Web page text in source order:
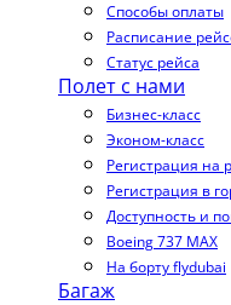
Способы оплаты
Расписание
Статус рейса
Полет с нами
Бизнес-класс
Эконом-класс
Регистрация на
Регистрация в
Доступность и
Boeing 737 MAX
На борту flydubai
Багаж